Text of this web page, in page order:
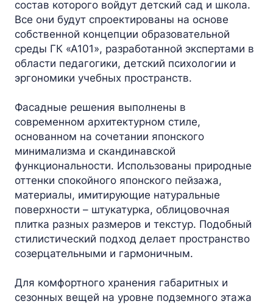
состав которого войдут детский сад и школа.
Все они будут спроектированы на основе
собственной концепции образовательной
среды ГК «А101», разработанной экспертами в
области педагогики, детский психологии и
эргономики учебных пространств.
Фасадные решения выполнены в
современном архитектурном стиле,
основанном на сочетании японского
минимализма и скандинавской
функциональности. Использованы природные
оттенки спокойного японского пейзажа,
материалы, имитирующие натуральные
поверхности – штукатурка, облицовочная
плитка разных размеров и текстур. Подобный
стилистический подход делает пространство
созерцательными и гармоничным.
Для комфортного хранения габаритных и
сезонных вещей на уровне подземного этажа